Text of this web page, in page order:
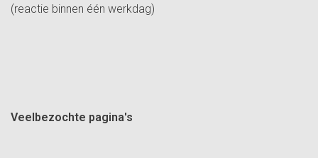
(reactie binnen één werkdag)
Veelbezochte pagina's